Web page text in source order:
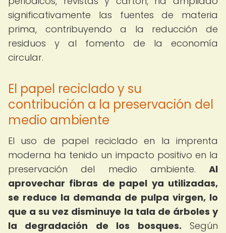
significativamente las fuentes de materia
prima, contribuyendo a la reducción de
residuos y al fomento de la economía
circular.
El papel reciclado y su
contribución a la preservación del
medio ambiente
El uso de papel reciclado en la imprenta
moderna ha tenido un impacto positivo en la
preservación del medio ambiente. Al
aprovechar fibras de papel ya utilizadas,
se reduce la demanda de pulpa virgen, lo
que a su vez disminuye la tala de árboles y
la degradación de los bosques. Según